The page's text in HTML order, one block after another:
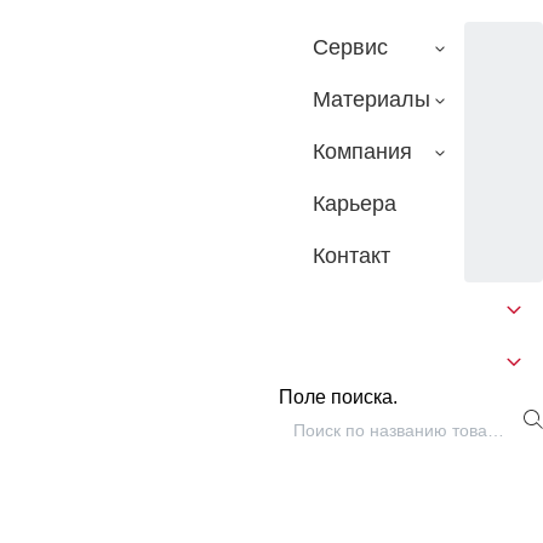
Сервис
Материалы
Компания
Карьера
Контакт
Поле поиска.